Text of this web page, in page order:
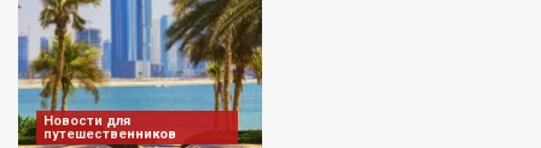
Новости для
путешественников